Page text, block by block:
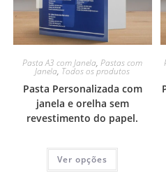
Pasta A3 com Janela,Pastas com
Janela, Todos os produtos
Pasta Personalizada com
janela e orelha sem
revestimento do papel.
Ver opções